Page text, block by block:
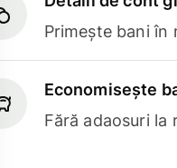
Primește bani în
Economisește
Fără adaosuri la